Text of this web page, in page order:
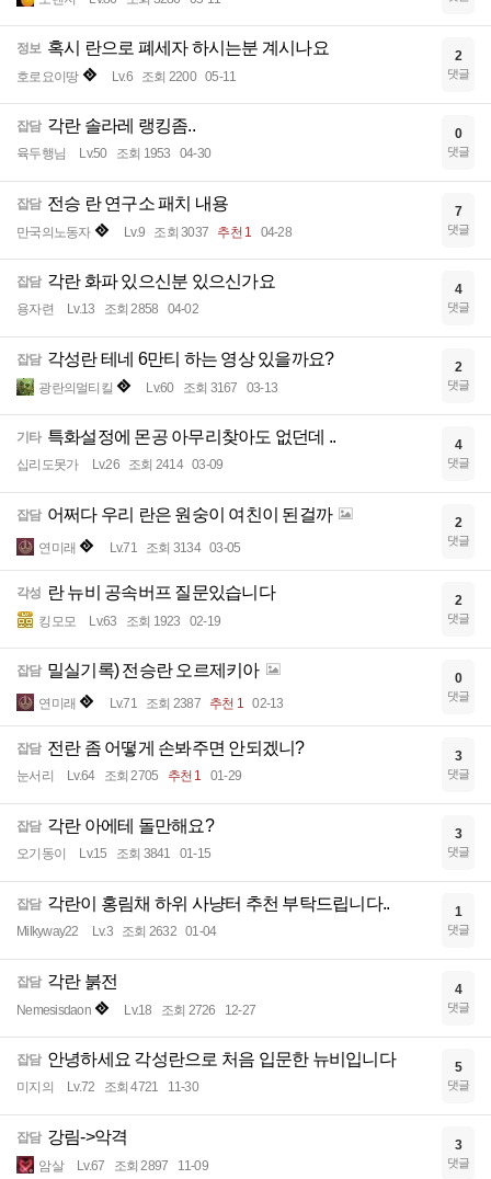
정보 혹시 란으로 폐세자 하시는분 계시나요
호로요이땅 Lv.6 조회 2200 05-11
2
댓글
잡담 각란 솔라레 랭킹좀..
육두행님 Lv.50 조회 1953 04-30
0
댓글
잡담 전승 란 연구소 패치 내용
만국의노동자 Lv.9 조회 3037 추천 1 04-28
7
댓글
잡담 각란 화파 있으신분 있으신가요
용자련 Lv.13 조회 2858 04-02
4
댓글
잡담 각성란 테네 6만티 하는 영상 있을까요?
광란의멀티킬 Lv.60 조회 3167 03-13
2
댓글
기타 특화설정에 몬공 아무리찾아도 없던데 ..
십리도못가 Lv.26 조회 2414 03-09
4
댓글
잡담 어쩌다 우리 란은 원숭이 여친이 된걸까
연미래 Lv.71 조회 3134 03-05
2
댓글
각성 란 뉴비 공속버프 질문있습니다
킹모모 Lv.63 조회 1923 02-19
2
댓글
잡담 밀실기록) 전승란 오르제키아
연미래 Lv.71 조회 2387 추천 1 02-13
0
댓글
잡담 전란 좀 어떻게 손봐주면 안되겠니?
눈서리 Lv.64 조회 2705 추천 1 01-29
3
댓글
잡담 각란 아에테 돌만해요?
오기동이 Lv.15 조회 3841 01-15
3
댓글
잡담 각란이 홍림채 하위 사냥터 추천 부탁드립니다..
Milkyway22 Lv.3 조회 2632 01-04
1
댓글
잡담 각란 붉전
Nemesisdaon Lv.18 조회 2726 12-27
4
댓글
잡담 안녕하세요 각성란으로 처음 입문한 뉴비입니다
미지의 Lv.72 조회 4721 11-30
5
댓글
잡담 강림->악격
암살 Lv.67 조회 2897 11-09
3
댓글